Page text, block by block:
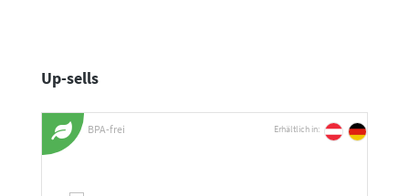
Produktgalerie überspringen
Up-sells
BPA-frei Erhältlich in: